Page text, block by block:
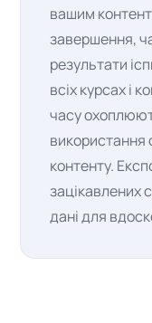
вашим
завершення,
результати
всіх курсах і
часу
використання
контенту.
зацікавлених
дані для